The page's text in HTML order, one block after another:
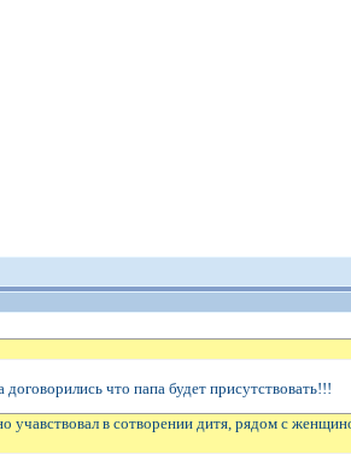
что папа будет присутствовать!!!
учавствовал в сотворении дитя, рядом с